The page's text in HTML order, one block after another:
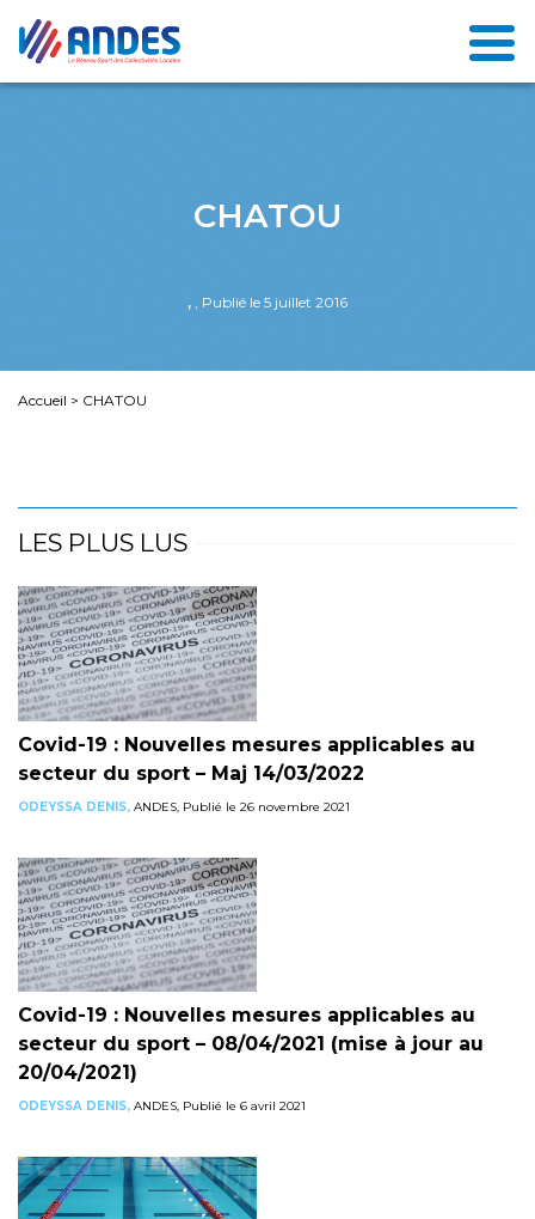
CHATOU
, , Publié le 5 juillet 2016
Accueil > CHATOU
LES PLUS LUS
Covid-19 : Nouvelles mesures applicables au
secteur du sport – Maj 14/03/2022
ODEYSSA DENIS, ANDES, Publié le 26 novembre 2021
Covid-19 : Nouvelles mesures applicables au
secteur du sport – 08/04/2021 (mise à jour au
20/04/2021)
ODEYSSA DENIS, ANDES, Publié le 6 avril 2021